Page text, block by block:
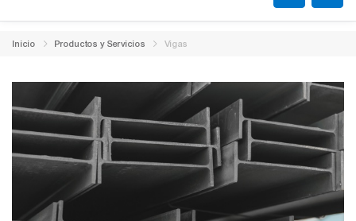
Inicio Productos y Servicios Vigas